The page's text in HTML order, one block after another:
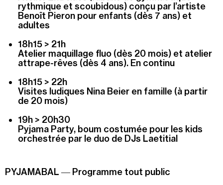
rythmique et scoubidous) conçu par l’artiste
Benoît Pieron pour enfants (dès 7 ans) et
adultes
18h15 > 21h
Atelier maquillage fluo (dès 20 mois) et atelier
attrape-rêves (dès 4 ans). En continu
18h15 > 22h
Visites ludiques Nina Beier en famille (à partir
de 20 mois)
19h > 20h30
Pyjama Party, boum costumée pour les kids
orchestrée par le duo de DJs Laetitial
PYJAMABAL― Programme tout public